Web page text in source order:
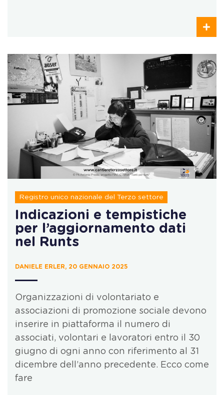
Registro unico nazionale del Terzo settore
Indicazioni e tempistiche
per l’aggiornamento dati
nel Runts
DANIELE ERLER, 20 GENNAIO 2025
Organizzazioni di volontariato e
associazioni di promozione sociale devono
inserire in piattaforma il numero di
associati, volontari e lavoratori entro il 30
giugno di ogni anno con riferimento al 31
dicembre dell’anno precedente. Ecco come
fare